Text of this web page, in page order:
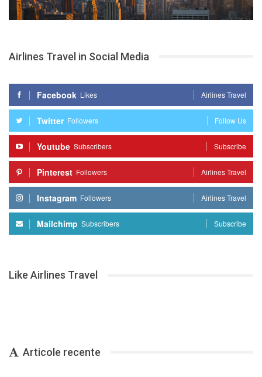
Airlines Travel in Social Media
Facebook Likes Airlines Travel
Twitter Followers Follow Us
Youtube Subscribers Subscribe
Pinterest Followers Airlines Travel
Instagram Followers Airlines Travel
Mailchimp Subscribers Subscribe
Like Airlines Travel
Articole recente